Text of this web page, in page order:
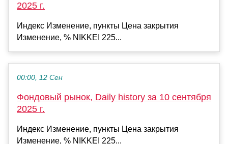
2025 г.
Индекс Изменение, пункты Цена закрытия
Изменение, % NIKKEI 225...
00:00, 12 Сен
Фондовый рынок, Daily history за 10 сентября
2025 г.
Индекс Изменение, пункты Цена закрытия
Изменение, % NIKKEI 225...